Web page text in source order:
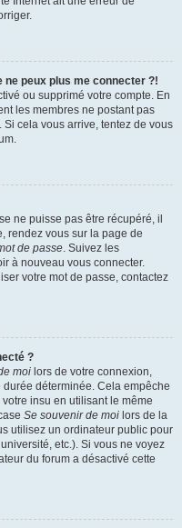
peux plus me connecter ?!
ou supprimé votre compte. En
les membres ne postant pas
cela vous arrive, tentez de vous
ne puisse pas être récupéré, il
rendez vous sur la page de
de passe. Suivez les
à nouveau vous connecter.
votre mot de passe, contactez
?
moi lors de votre connexion,
déterminée. Cela empêche
insu en utilisant le même
Se souvenir de moi lors de la
utilisez un ordinateur public pour
etc.). Si vous ne voyez
du forum a désactivé cette